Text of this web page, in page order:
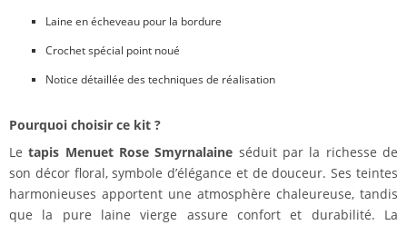
Laine en écheveau pour la bordure
Crochet spécial point noué
Notice détaillée des techniques de réalisation
Pourquoi choisir ce kit ?
Letapis Menuet Rose Smyrnalaine séduit par la richesse de
son décor floral, symbole d’élégance et de douceur. Ses teintes
harmonieuses apportent une atmosphère chaleureuse, tandis
que la pure laine vierge assure confort et durabilité. La